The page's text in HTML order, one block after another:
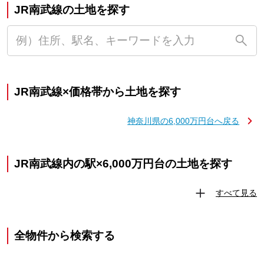
JR南武線の土地を探す
JR南武線×価格帯から土地を探す
神奈川県の6,000万円台へ戻る
JR南武線内の駅×6,000万円台の土地を探す
すべて見る
全物件から検索する